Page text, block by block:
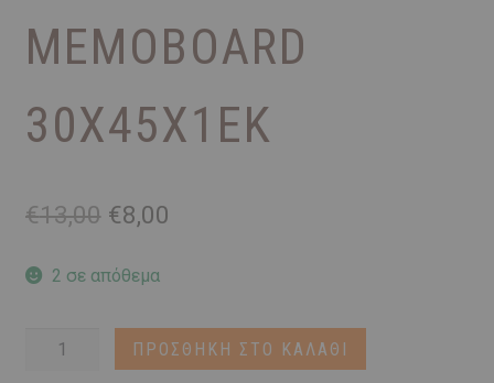
MEMOBOARD
30X45X1ΕΚ
€13,00 Original
was:
€8,00
€8,00.
2 σε απόθεμα
ΠΡΟΣΘΉΚΗ ΣΤΟ ΚΑΛΆΘΙ